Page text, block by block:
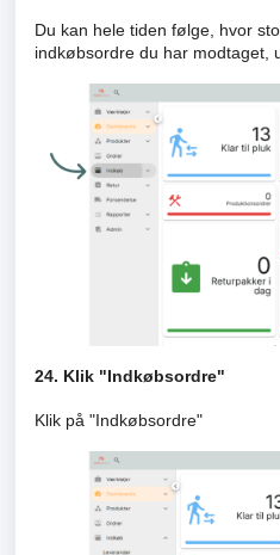
Du kan hele tiden følge, hvor
indkøbsordre du har modtaget,
24. Klik "Indkøbsordre"
Klik på "Indkøbsordre"